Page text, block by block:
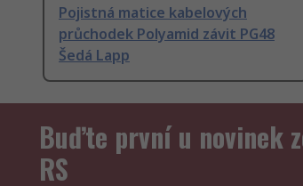
Pojistná matice kabelových
průchodek Polyamid závit PG48
Šedá Lapp
Buďte první u novinek
RS